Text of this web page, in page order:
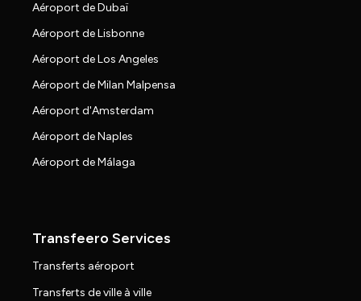
Aéroport de Dubaï
Aéroport de Lisbonne
Aéroport de Los Angeles
Aéroport de Milan Malpensa
Aéroport d'Amsterdam
Aéroport de Naples
Aéroport de Málaga
Transfeero Services
Transferts aéroport
Transferts de ville à ville